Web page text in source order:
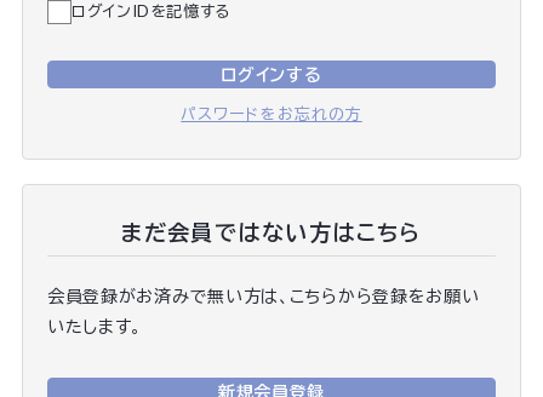
ログインIDを記憶する
ログインする
パスワードをお忘れの方
まだ会員ではない方はこちら
会員登録がお済みで無い方は、こちらから登録をお願い
いたします。
新規会員登録